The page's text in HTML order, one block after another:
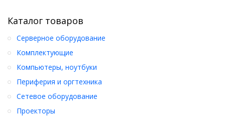
Каталог товаров
Серверное оборудование
Комплектующие
Компьютеры, ноутбуки
Периферия и оргтехника
Сетевое оборудование
Проекторы